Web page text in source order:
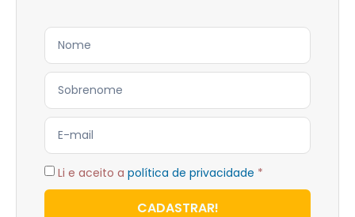
Li e aceito a política de privacidade *
CADASTRAR!